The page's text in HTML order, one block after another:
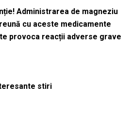
Administrarea de magneziu
cu aceste medicamente
provoca reacții adverse grave
stiri